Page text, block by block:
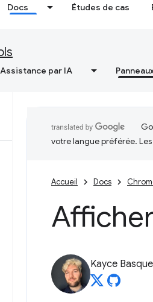
Docs Études de cas
Assistance par IA
votre langue préférée.
Accueil Docs
Kayce